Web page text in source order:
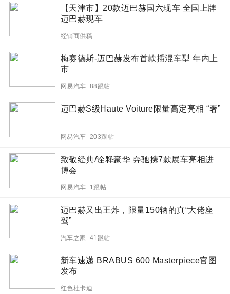
【天津市】20款迈巴赫国六现车 全国上牌
迈巴赫现车
经销商供稿
梅赛德斯-迈巴赫发布首款插混车型 年内上
市
网易汽车 88跟帖
迈巴赫S级Haute Voiture限量高定亮相 “奢”
网易汽车 203跟帖
致敬经典/诠释豪华 奔驰携7款展车亮相进
博会
网易汽车 1跟帖
迈巴赫又出王炸，限量150辆的真“大佬座
驾”
汽车之家 41跟帖
新车速递 BRABUS 600 Masterpiece官图
发布
红色杜卡迪